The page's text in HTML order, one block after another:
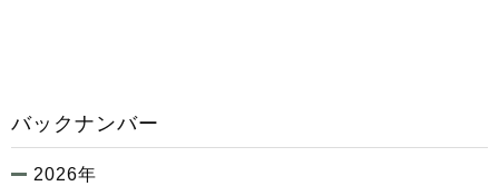
バックナンバー
2026年